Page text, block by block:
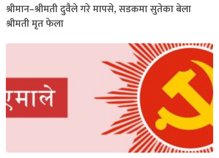
श्रीमान–श्रीमती दुवैले गरे मापसे, सडकमा सुतेका बेला
श्रीमती मृत फेला